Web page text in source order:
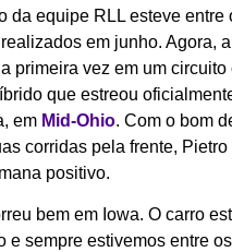
da equipe RLL esteve entre
em junho. Agora,
primeira vez em um circuito
que estreou
em Mid-Ohio. Com o bom
corridas pela frente,
positivo.
bem em Iowa. O carro
e sempre estivemos entre